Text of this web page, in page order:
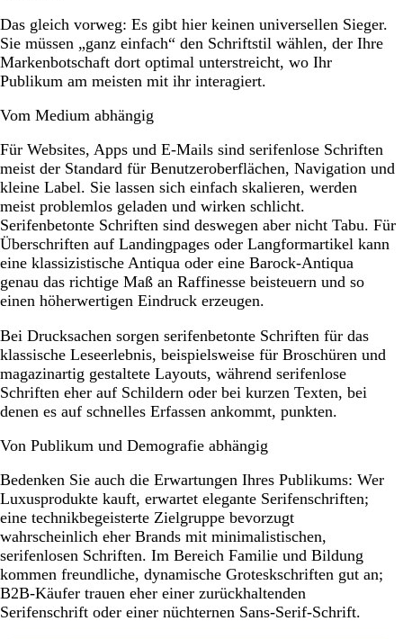
Das gleich vorweg: Es gibt hier keinen universellen Sieger.
Sie müssen „ganz einfach“ den Schriftstil wählen, der Ihre
Markenbotschaft dort optimal unterstreicht, wo Ihr
Publikum am meisten mit ihr interagiert.
Vom Medium abhängig
Für Websites, Apps und E-Mails sind serifenlose Schriften
meist der Standard für Benutzeroberflächen, Navigation und
kleine Label. Sie lassen sich einfach skalieren, werden
meist problemlos geladen und wirken schlicht.
Serifenbetonte Schriften sind deswegen aber nicht Tabu. Für
Überschriften auf Landingpages oder Langformartikel kann
eine klassizistische Antiqua oder eine Barock-Antiqua
genau das richtige Maß an Raffinesse beisteuern und so
einen höherwertigen Eindruck erzeugen.
Bei Drucksachen sorgen serifenbetonte Schriften für das
klassische Leseerlebnis, beispielsweise für Broschüren und
magazinartig gestaltete Layouts, während serifenlose
Schriften eher auf Schildern oder bei kurzen Texten, bei
denen es auf schnelles Erfassen ankommt, punkten.
Von Publikum und Demografie abhängig
Bedenken Sie auch die Erwartungen Ihres Publikums: Wer
Luxusprodukte kauft, erwartet elegante Serifenschriften;
eine technikbegeisterte Zielgruppe bevorzugt
wahrscheinlich eher Brands mit minimalistischen,
serifenlosen Schriften. Im Bereich Familie und Bildung
kommen freundliche, dynamische Groteskschriften gut an;
B2B-Käufer trauen eher einer zurückhaltenden
Serifenschrift oder einer nüchternen Sans-Serif-Schrift.